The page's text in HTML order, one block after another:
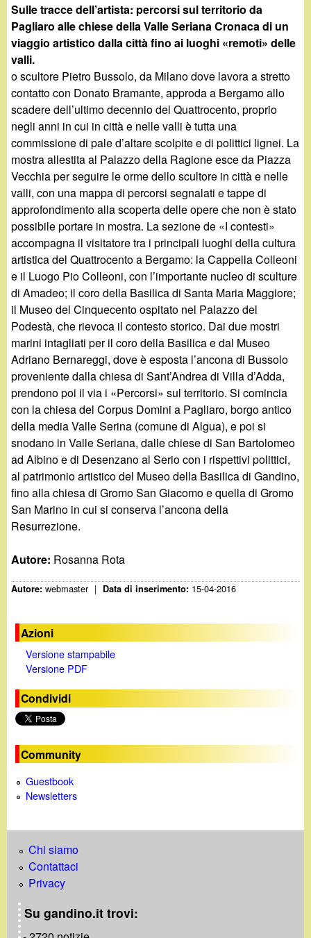
Sulle tracce dell’artista: percorsi sul territorio da
Pagliaro alle chiese della Valle Seriana Cronaca di un
viaggio artistico dalla città fino ai luoghi «remoti» delle
valli.
o scultore Pietro Bussolo, da Milano dove lavora a stretto
contatto con Donato Bramante, approda a Bergamo allo
scadere dell’ultimo decennio del Quattrocento, proprio
negli anni in cui in città e nelle valli è tutta una
commissione di pale d’altare scolpite e di polittici lignei. La
mostra allestita al Palazzo della Ragione esce da Piazza
Vecchia per seguire le orme dello scultore in città e nelle
valli, con una mappa di percorsi segnalati e tappe di
approfondimento alla scoperta delle opere che non è stato
possibile portare in mostra. La sezione de «I contesti»
accompagna il visitatore tra i principali luoghi della cultura
artistica del Quattrocento a Bergamo: la Cappella Colleoni
e il Luogo Pio Colleoni, con l’importante nucleo di sculture
di Amadeo; il coro della Basilica di Santa Maria Maggiore;
il Museo del Cinquecento ospitato nel Palazzo del
Podestà, che rievoca il contesto storico. Dai due mostri
marini intagliati per il coro della Basilica e dal Museo
Adriano Bernareggi, dove è esposta l’ancona di Bussolo
proveniente dalla chiesa di Sant’Andrea di Villa d’Adda,
prendono poi il via i «Percorsi» sul territorio. Si comincia
con la chiesa del Corpus Domini a Pagliaro, borgo antico
della media Valle Serina (comune di Algua), e poi si
snodano in Valle Seriana, dalle chiese di San Bartolomeo
ad Albino e di Desenzano al Serio con i rispettivi polittici,
al patrimonio artistico del Museo della Basilica di Gandino,
fino alla chiesa di Gromo San Giacomo e quella di Gromo
San Marino in cui si conserva l’ancona della
Resurrezione.
Autore: Rosanna Rota
Autore:webmaster | Data di inserimento: 15-04-2016
Azioni
Versione stampabile
Versione PDF
Condividi
Community
Guestbook
Newsletters
Chi siamo
Contattaci
Privacy
Su gandino.it trovi: